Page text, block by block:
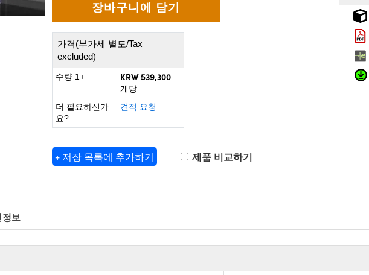
가격(부가세 별도/Tax
excluded)
수량 1+ KRW 539,300
개당
더 필요하신가
요?
견적 요청
+ 저장 목록에 추가하기 제품 비교하기
보